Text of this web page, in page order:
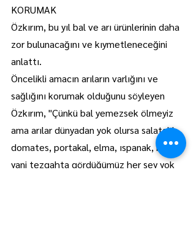
KORUMAK
Özkırım, bu yıl bal ve arı ürünlerinin daha
zor bulunacağını ve kıymetleneceğini
anlattı.
Öncelikli amacın arıların varlığını ve
sağlığını korumak olduğunu söyleyen
Özkırım, "Çünkü bal yemezsek ölmeyiz
ama arılar dünyadan yok olursa salatalık,
domates, portakal, elma, ıspanak, marul
yani tezgahta gördüğümüz her şey yok